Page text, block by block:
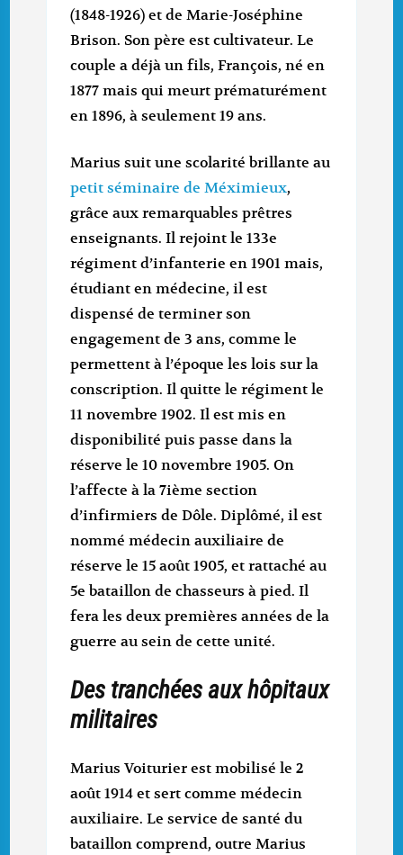
(1848-1926) et de Marie-Joséphine
Brison. Son père est cultivateur. Le
couple a déjà un fils, François, né en
1877 mais qui meurt prématurément
en 1896, à seulement 19 ans.
Marius suit une scolarité brillante au
petit séminaire de Méximieux,
grâce aux remarquables prêtres
enseignants. Il rejoint le 133e
régiment d’infanterie en 1901 mais,
étudiant en médecine, il est
dispensé de terminer son
engagement de 3 ans, comme le
permettent à l’époque les lois sur la
conscription. Il quitte le régiment le
11 novembre 1902. Il est mis en
disponibilité puis passe dans la
réserve le 10 novembre 1905. On
l’affecte à la 7ième section
d’infirmiers de Dôle. Diplômé, il est
nommé médecin auxiliaire de
réserve le 15 août 1905, et rattaché au
5e bataillon de chasseurs à pied. Il
fera les deux premières années de la
guerre au sein de cette unité.
Des tranchées aux hôpitaux
militaires
Marius Voiturier est mobilisé le 2
août 1914 et sert comme médecin
auxiliaire. Le service de santé du
bataillon comprend, outre Marius